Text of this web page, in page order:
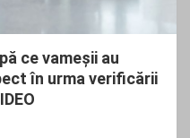
ce vameșii au
în urma verificării